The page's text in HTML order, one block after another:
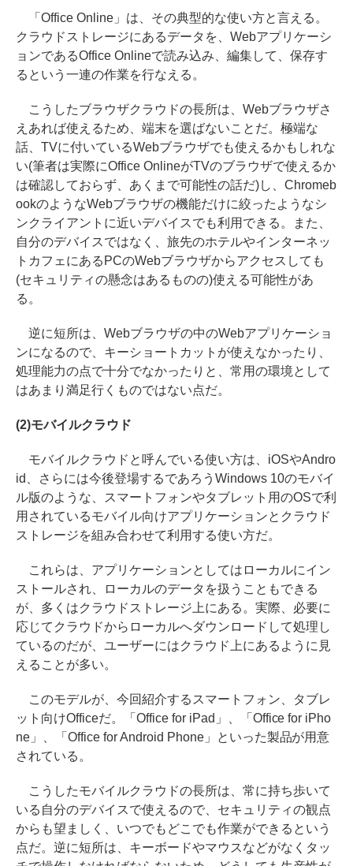
「Office Online」は、その典型的な使い方と言える。
クラウドストレージにあるデータを、Webアプリケーシ
ョンであるOffice Onlineで読み込み、編集して、保存す
るという一連の作業を行なえる。
こうしたブラウザクラウドの長所は、Webブラウザさ
えあれば使えるため、端末を選ばないことだ。極端な
話、TVに付いているWebブラウザでも使えるかもしれな
い(筆者は実際にOffice OnlineがTVのブラウザで使えるか
は確認しておらず、あくまで可能性の話だ)し、Chromeb
ookのようなWebブラウザの機能だけに絞ったようなシ
ンクライアントに近いデバイスでも利用できる。また、
自分のデバイスではなく、旅先のホテルやインターネッ
トカフェにあるPCのWebブラウザからアクセスしても
(セキュリティの懸念はあるものの)使える可能性があ
る。
逆に短所は、Webブラウザの中のWebアプリケーショ
ンになるので、キーショートカットが使えなかったり、
処理能力の点で十分でなかったりと、常用の環境として
はあまり満足行くものではない点だ。
(2)モバイルクラウド
モバイルクラウドと呼んでいる使い方は、iOSやAndro
id、さらには今後登場するであろうWindows 10のモバイ
ル版のような、スマートフォンやタブレット用のOSで利
用されているモバイル向けアプリケーションとクラウド
ストレージを組み合わせて利用する使い方だ。
これらは、アプリケーションとしてはローカルにイン
ストールされ、ローカルのデータを扱うこともできる
が、多くはクラウドストレージ上にある。実際、必要に
応じてクラウドからローカルへダウンロードして処理し
ているのだが、ユーザーにはクラウド上にあるように見
えることが多い。
このモデルが、今回紹介するスマートフォン、タブレ
ット向けOfficeだ。「Office for iPad」、「Office for iPho
ne」、「Office for Android Phone」といった製品が用意
されている。
こうしたモバイルクラウドの長所は、常に持ち歩いて
いる自分のデバイスで使えるので、セキュリティの観点
からも望ましく、いつでもどこでも作業ができるという
点だ。逆に短所は、キーボードやマウスなどがなくタッ